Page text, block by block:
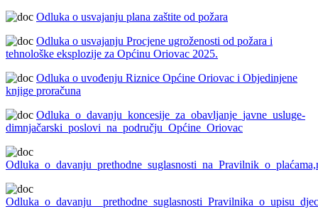
Odluka o usvajanju plana zaštite od požara
Odluka o usvajanju Procjene ugroženosti od požara i
tehnološke eksplozije za Općinu Oriovac 2025.
Odluka o uvođenju Riznice Općine Oriovac i Objedinjene
knjige proračuna
Odluka_o_davanju_koncesije_za_obavljanje_javne_usluge-
dimnjačarski_poslovi_na_području_Općine_Oriovac